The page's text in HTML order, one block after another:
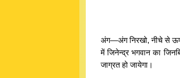
अंग—अंग निरखो, नीचे से
में जिनेन्द्र भगवान का
जाग्रत हो जायेगा।